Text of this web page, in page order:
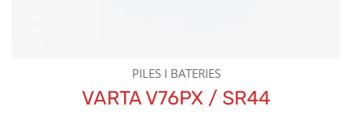
PILES I BATERIES
VARTA V76PX / SR44